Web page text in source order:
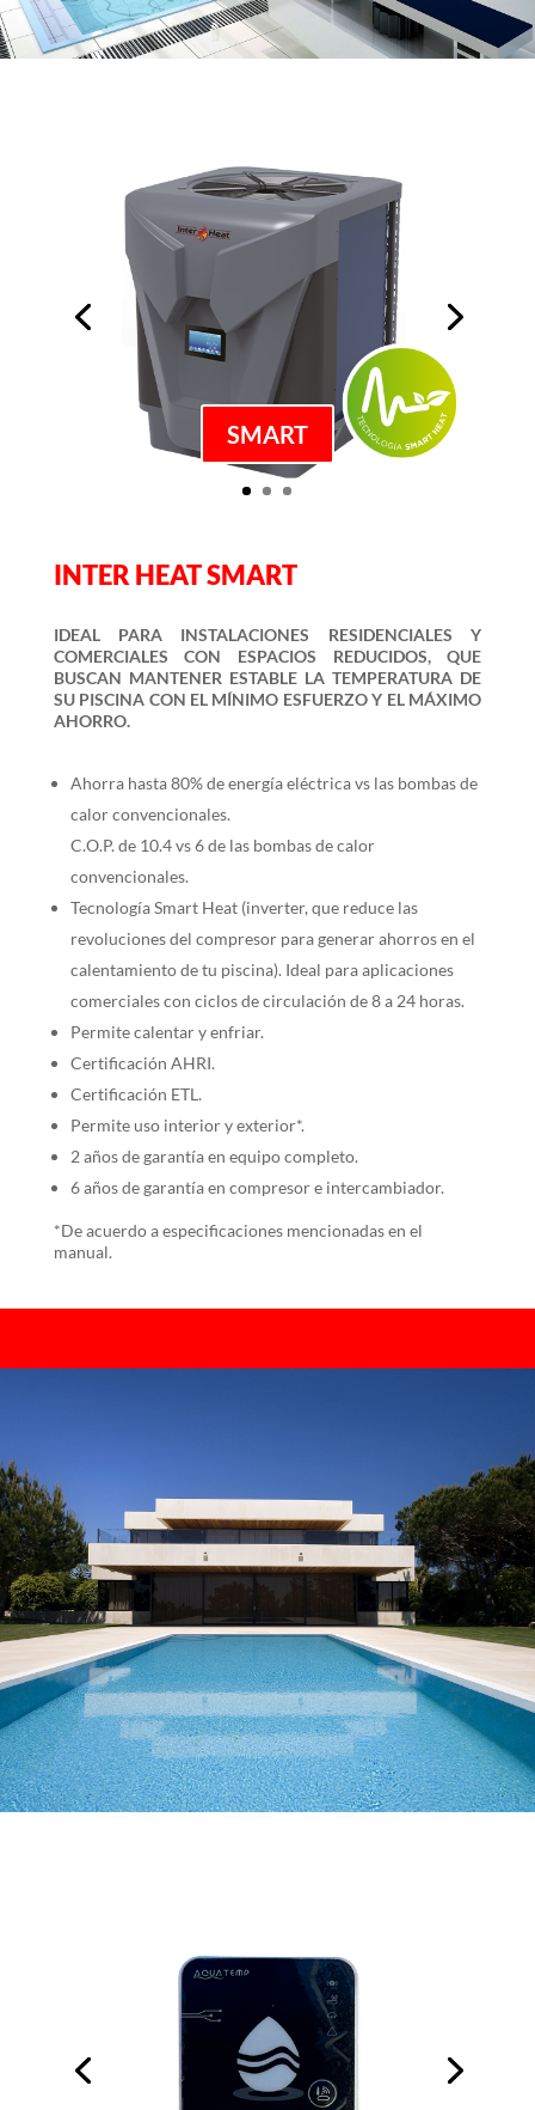
SMART
INTER HEAT SMART
IDEAL PARA INSTALACIONES RESIDENCIALES Y
COMERCIALES CON ESPACIOS REDUCIDOS, QUE
BUSCAN MANTENER ESTABLE LA TEMPERATURA DE
SU PISCINA CON EL MÍNIMO ESFUERZO Y EL MÁXIMO
AHORRO.
Ahorra hasta 80% de energía eléctrica vs las bombas de
calor convencionales.
C.O.P. de 10.4 vs 6 de las bombas de calor
convencionales.
Tecnología Smart Heat (inverter, que reduce las
revoluciones del compresor para generar ahorros en el
calentamiento de tu piscina). Ideal para aplicaciones
comerciales con ciclos de circulación de 8 a 24 horas.
Permite calentar y enfriar.
Certificación AHRI.
Certificación ETL.
Permite uso interior y exterior*.
2 años de garantía en equipo completo.
6 años de garantía en compresor e intercambiador.
*De acuerdo a especificaciones mencionadas en el
manual.